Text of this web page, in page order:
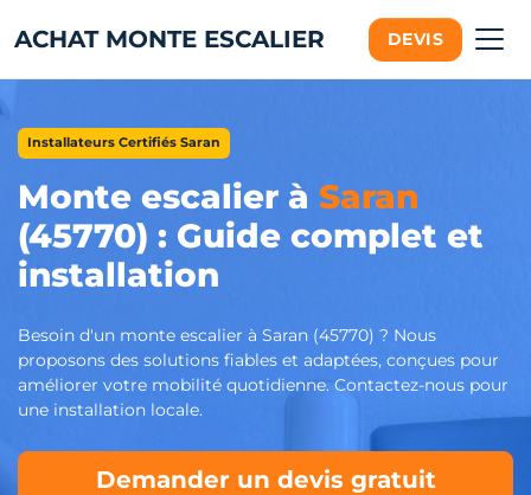
ACHAT MONTE ESCALIER DEVIS
Installateurs Certifiés Saran
Monte escalier à Saran
(45770) : Guide complet et
installation
Besoin d'un monte escalier à Saran (45770) ? Nous
proposons des solutions fiables et adaptées, conçues pour
améliorer votre mobilité quotidienne. Contactez-nous pour
une installation locale.
Demander un devis gratuit